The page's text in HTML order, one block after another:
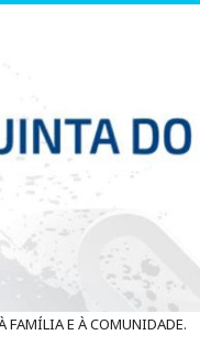
FAMÍLIA E À COMUNIDADE.